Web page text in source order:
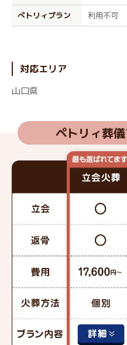
ぺトリィプラン
利用不可
対応エリア
山口県
ペトリィ葬